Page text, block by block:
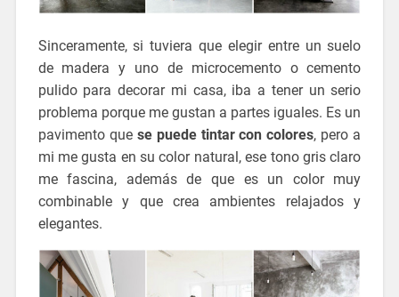
Sinceramente, si tuviera que elegir entre un suelo
de madera y uno de microcemento o cemento
pulido para decorar mi casa, iba a tener un serio
problema porque me gustan a partes iguales. Es un
pavimento que se puede tintar con colores, pero a
mi me gusta en su color natural, ese tono gris claro
me fascina, además de que es un color muy
combinable y que crea ambientes relajados y
elegantes.